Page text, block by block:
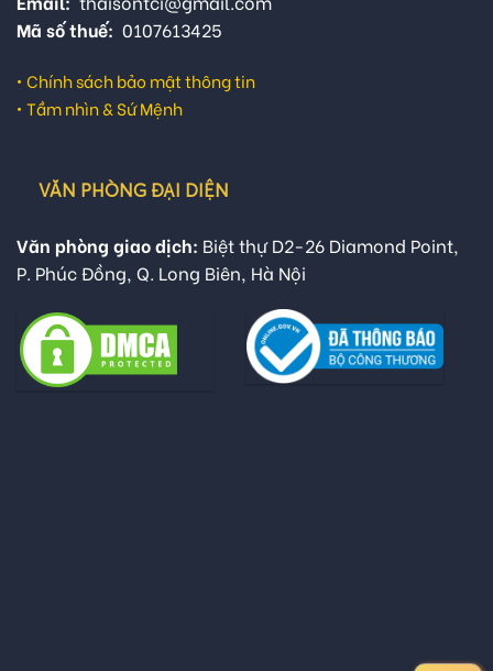
Mã số thuế: 0107613425
• Chính sách bảo mật thông tin
• Tầm nhìn & Sứ Mệnh
VĂN PHÒNG ĐẠI DIỆN
Văn phòng giao dịch: Biệt thự D2-26 Diamond Point,
P. Phúc Đồng, Q. Long Biên, Hà Nội